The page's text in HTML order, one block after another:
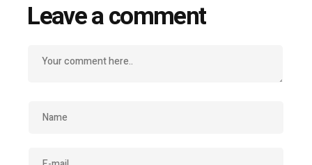
Leave a comment